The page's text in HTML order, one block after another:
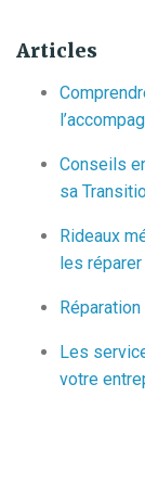
Articles
Conseils
sa
Rideaux
les réparer
Les
votre